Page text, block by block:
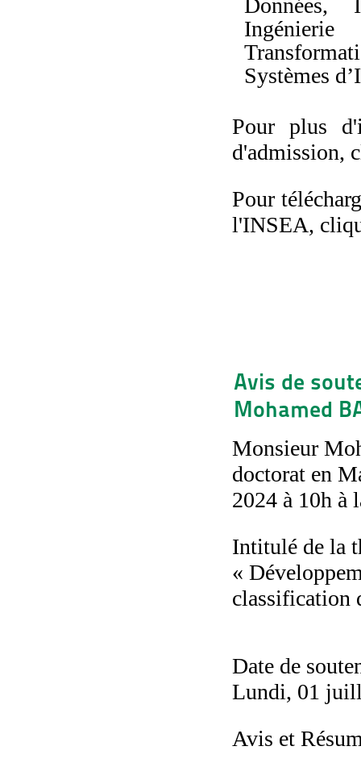
Systèmes
Pour plus
d'admission,
Pour
l'INSEA,
Avis de
Mohamed
Monsieur
doctorat en
2024 à 10h à
Intitulé de la
«
classification
Date de
Lundi, 01
Avis et